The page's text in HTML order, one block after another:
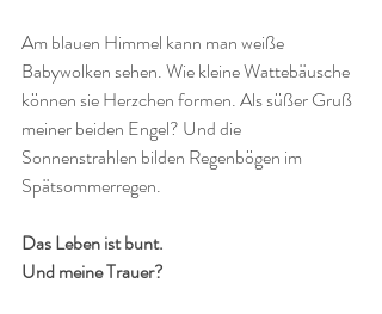
Am blauen Himmel kann man weiße
Babywolken sehen. Wie kleine Wattebäusche
können sie Herzchen formen. Als süßer Gruß
meiner beiden Engel? Und die
Sonnenstrahlen bilden Regenbögen im
Spätsommerregen.
Das Leben ist bunt.
Und meine Trauer?